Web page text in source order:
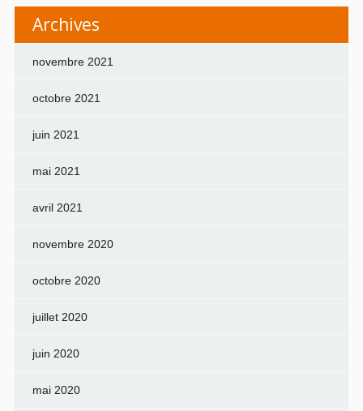
Archives
novembre 2021
octobre 2021
juin 2021
mai 2021
avril 2021
novembre 2020
octobre 2020
juillet 2020
juin 2020
mai 2020